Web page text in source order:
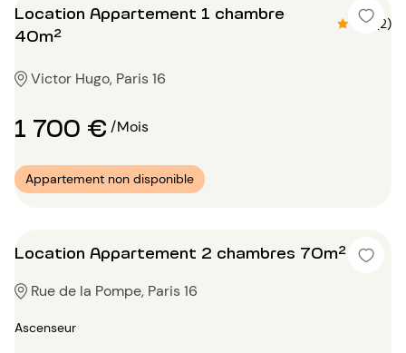
Location Appartement 1 chambre
40m²
4.5 (2)
Victor Hugo, Paris 16
1 700 €/Mois
Appartement non disponible
Location Appartement 2 chambres 70m²
Rue de la Pompe, Paris 16
Ascenseur